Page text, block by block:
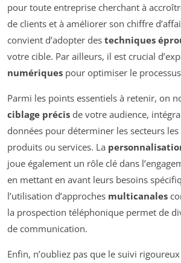
pour toute entreprise cherchant à
de clients et à améliorer son chiffre
convient d’adopter des techniques
votre cible. Par ailleurs, il est crucial
numériques pour optimiser le
Parmi les points essentiels à retenir, on
ciblage précis de votre audience,
données pour déterminer les secteurs
produits ou services. La
joue également un rôle clé dans
en mettant en avant leurs besoins
l’utilisation d’approches multicanales
la prospection téléphonique permet de
de communication.
Enfin, n’oubliez pas que le suivi